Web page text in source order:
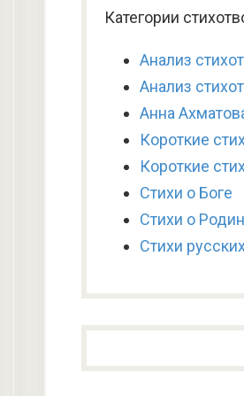
Категории
Анализ
Анализ
Анна
Короткие
Короткие
Стихи о Боге
Стихи о
Стихи